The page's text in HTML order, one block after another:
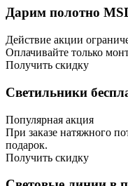
Дарим полотно
Действие акции
Оплачивайте только
Получить скидку
Светильники
Популярная акция
При заказе натяжного
подарок.
Получить скидку